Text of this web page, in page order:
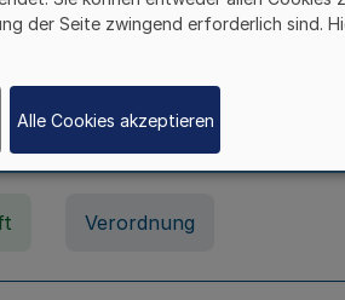
Seit 01. April 2008 Gesetz
über Beihilfen in Geburts-
(Beihilfenverordnung NRW
Verordnung
der Seite zwingend erforderlich sind.
Alle Cookies akzeptieren